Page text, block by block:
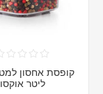
ליטר אוקסו